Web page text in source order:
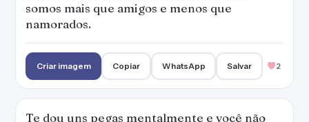
somos mais que amigos e menos que
namorados.
Criar imagem Copiar WhatsApp Salvar 2
Te dou uns pegas mentalmente e você não